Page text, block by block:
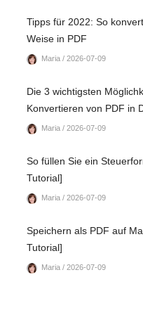
Tipps für 2022: So
Weise in PDF
Maria / 2026-07-09
Die 3 wichtigsten
Konvertieren von PDF in
Maria / 2026-07-09
So füllen Sie ein
Tutorial]
Maria / 2026-07-09
Speichern als PDF auf
Tutorial]
Maria / 2026-07-09